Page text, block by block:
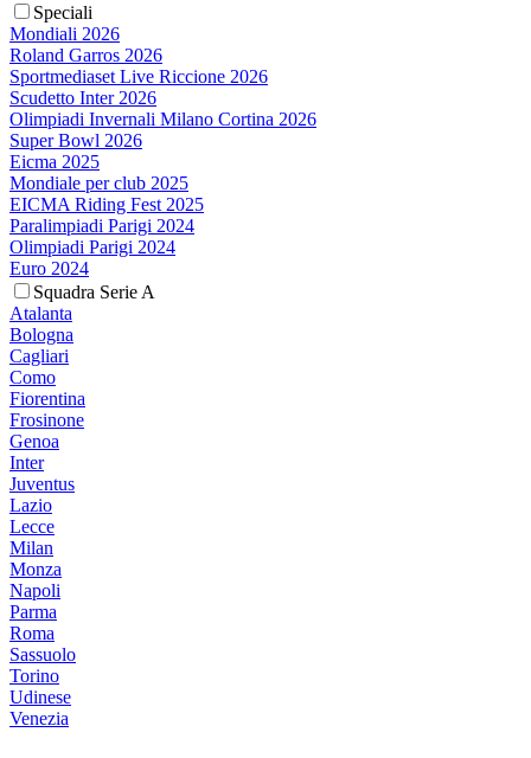
Speciali
Mondiali 2026
Roland Garros 2026
Sportmediaset Live Riccione 2026
Scudetto Inter 2026
Olimpiadi Invernali Milano Cortina 2026
Super Bowl 2026
Eicma 2025
Mondiale per club 2025
EICMA Riding Fest 2025
Paralimpiadi Parigi 2024
Olimpiadi Parigi 2024
Euro 2024
Squadra Serie A
Atalanta
Bologna
Cagliari
Como
Fiorentina
Frosinone
Genoa
Inter
Juventus
Lazio
Lecce
Milan
Monza
Napoli
Parma
Roma
Sassuolo
Torino
Udinese
Venezia